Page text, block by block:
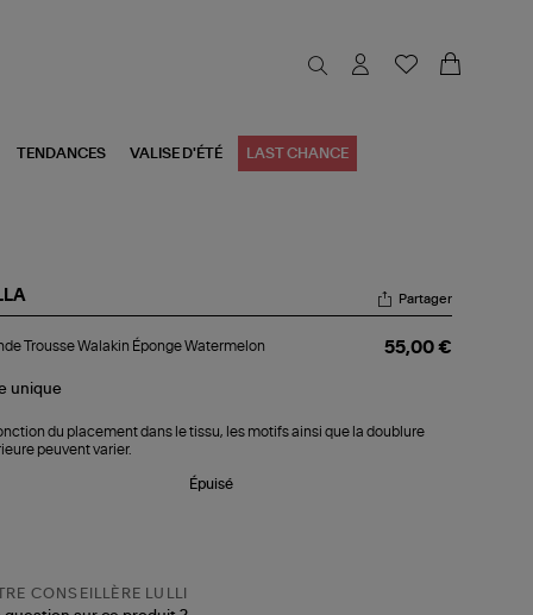
TENDANCES VALISE D'ÉTÉ LAST CHANCE
Partager
Trousse Walakin Éponge Watermelon 55,00 €
unique
du placement dans le tissu, les motifs ainsi que la doublure
peuvent varier.
Épuisé
CONSEILLÈRE LULLI